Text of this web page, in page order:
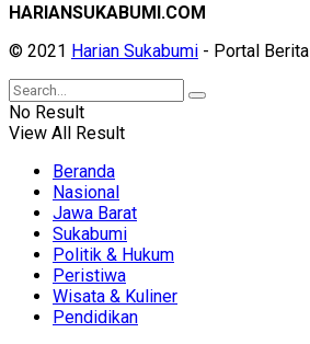
HARIANSUKABUMI.COM
© 2021 Harian Sukabumi - Portal Berita
No Result
View All Result
Beranda
Nasional
Jawa Barat
Sukabumi
Politik & Hukum
Peristiwa
Wisata & Kuliner
Pendidikan